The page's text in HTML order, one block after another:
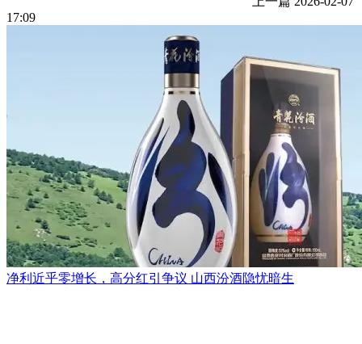
17:09
净利近乎零增长，高分红引争议 山西汾酒隐忧暗生